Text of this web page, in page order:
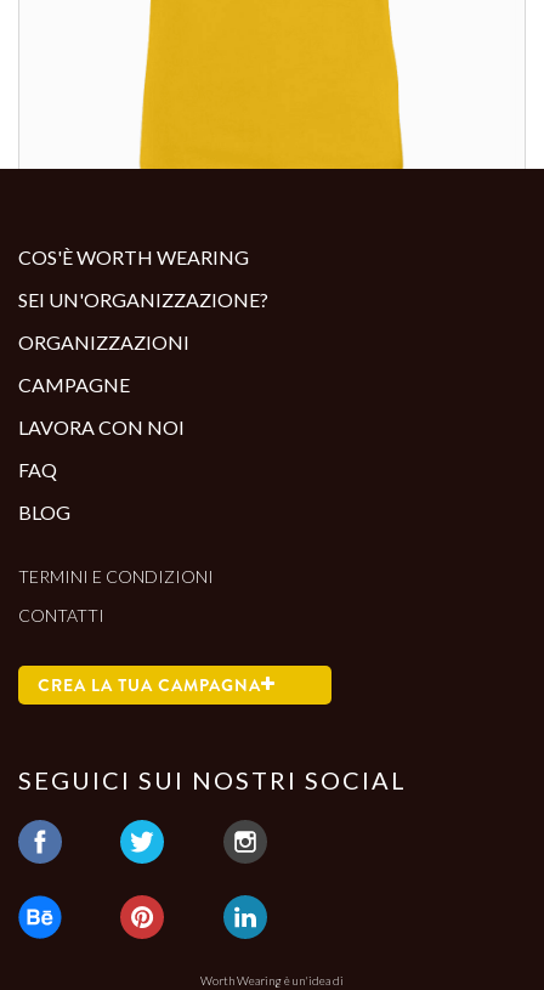
COS'È WORTH WEARING
SEI UN'ORGANIZZAZIONE?
ORGANIZZAZIONI
CAMPAGNE
LAVORA CON NOI
FAQ
BLOG
TERMINI E CONDIZIONI
CONTATTI
CREA LA TUA CAMPAGNA
SEGUICI SUI NOSTRI SOCIAL
Worth Wearing è un'idea di